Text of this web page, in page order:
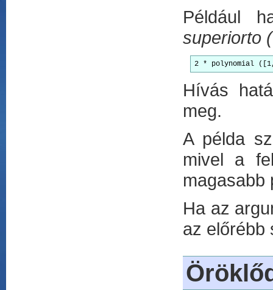
Például
superiorto
2 * polynomial
Hívás
meg.
A példa
mivel a
magasabb
Ha az
az előrébb